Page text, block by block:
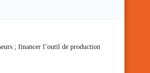
; financer l’outil de production